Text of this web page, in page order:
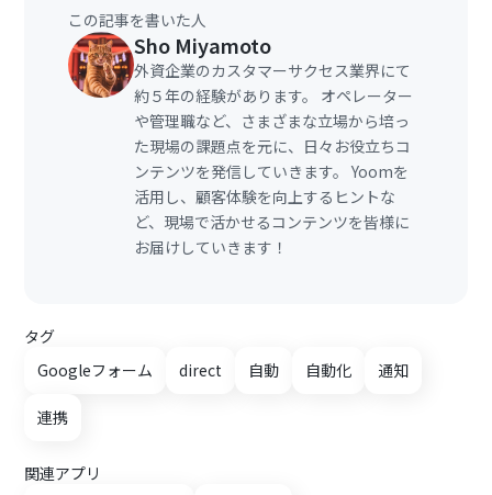
この記事を書いた人
Sho Miyamoto
外資企業のカスタマーサクセス業界にて
約５年の経験があります。 オペレーター
や管理職など、さまざまな立場から培っ
た現場の課題点を元に、日々お役立ちコ
ンテンツを発信していきます。 Yoomを
活用し、顧客体験を向上するヒントな
ど、現場で活かせるコンテンツを皆様に
お届けしていきます！
タグ
Googleフォーム
direct 自動 自動化 通知
連携
関連アプリ